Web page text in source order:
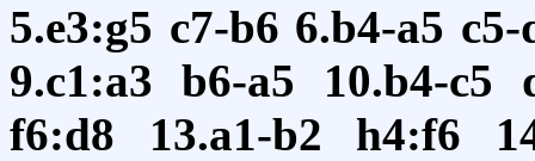
5.e3:g5 c7-b6 6.b4-a5 c5-
9.c1:a3 b6-a5 10.b4-c5
f6:d8
13.a1-b2 h4:f6